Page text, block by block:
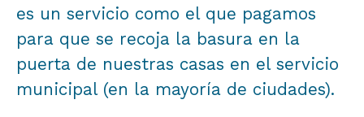
es un servicio como el que pagamos
para que se recoja la basura en la
puerta de nuestras casas en el servicio
municipal (en la mayoría de ciudades).